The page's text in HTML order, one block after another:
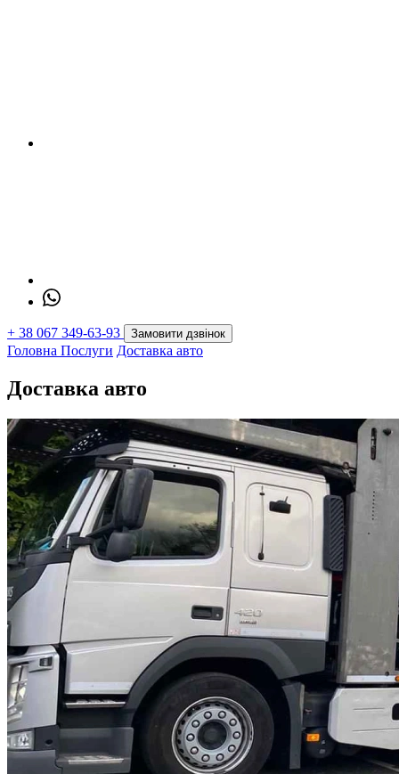
+ 38 067 349-63-93 Замовити дзвінок
Головна Послуги Доставка авто
Доставка авто